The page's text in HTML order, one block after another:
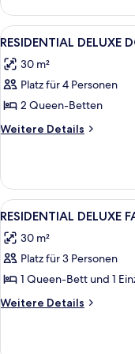
DELUXE
TWIN
Alle
Fotos
für
RESIDENTIAL
DELUXE
DOUBLE
4
RESIDENTIAL DELUXE
30 m²
Platz für 4 Personen
2 Queen-Betten
Weitere Details
Weitere
DELUXE
DOUBLE
DOUBLE
Alle
Fotos
für
RESIDENTIAL
DELUXE
FAMILY
6
RESIDENTIAL DELUXE
30 m²
Platz für 3 Personen
1 Queen-Bett und 1
Weitere Details
Weitere